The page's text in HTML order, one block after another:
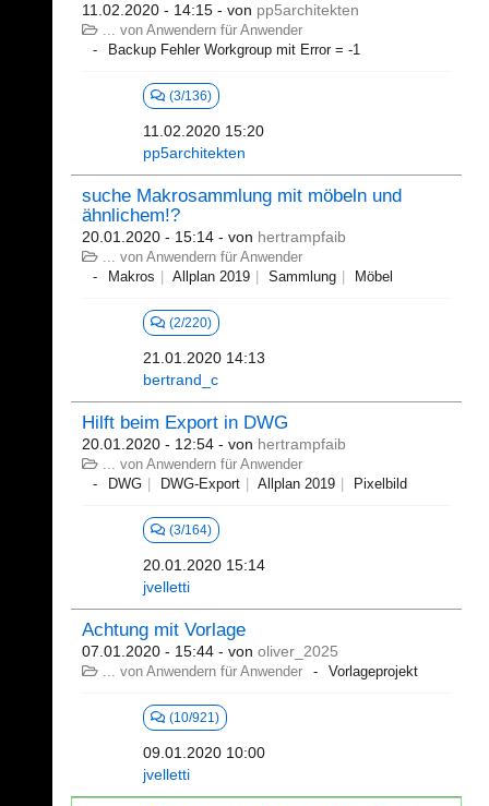
11.02.2020 - 14:15 - von pp5architekten
... von Anwendern für Anwender
Backup Fehler Workgroup mit Error = -1
(3/136)
11.02.2020 15:20
pp5architekten
suche Makrosammlung mit möbeln und
ähnlichem!?
20.01.2020 - 15:14 - von hertrampfaib
... von Anwendern für Anwender
Makros
Allplan 2019 Sammlung Möbel
(2/220)
21.01.2020 14:13
bertrand_c
Hilft beim Export in DWG
20.01.2020 - 12:54 - von hertrampfaib
... von Anwendern für Anwender
DWG
DWG-Export Allplan 2019 Pixelbild
(3/164)
20.01.2020 15:14
jvelletti
Achtung mit Vorlage
07.01.2020 - 15:44 - von oliver_2025
... von Anwendern für Anwender Vorlageprojekt
(10/921)
09.01.2020 10:00
jvelletti